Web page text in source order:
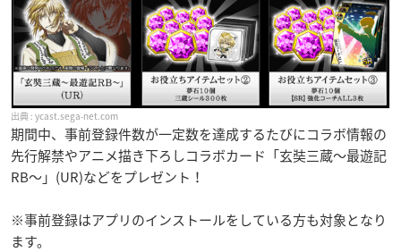
ycast.sega-net.com
期間中、事前登録件数が一定数を達成するたびにコラボ情報の
先行解禁やアニメ描き下ろしコラボカード「玄奘三蔵〜最遊記
RB〜」(UR)などをプレゼント！
※事前登録はアプリのインストールをしている方も対象となり
ます。